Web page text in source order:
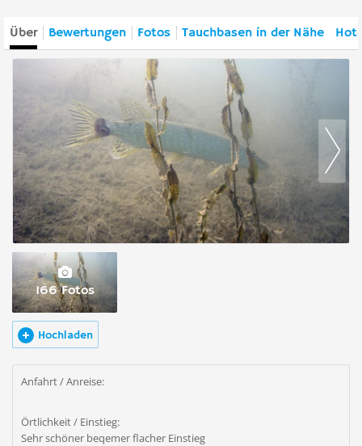
Über Bewertungen Fotos Tauchbasen in der Nähe
166 Fotos
Hochladen
Anfahrt / Anreise:
Örtlichkeit / Einstieg:
Sehr schöner beqemer flacher Einstieg